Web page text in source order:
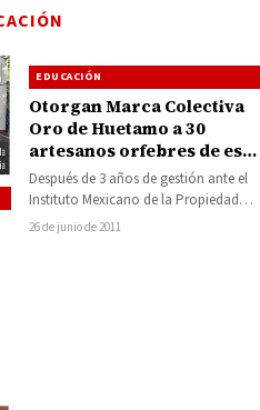
EDUCACIÓN
Otorgan Marca Colectiva
Oro de Huetamo a 30
artesanos orfebres de esta
ciudad
Después de 3 años de gestión ante el
Instituto Mexicano de la Propiedad
Industrial (IMPI), orfebres de oro…
26 de junio de 2011